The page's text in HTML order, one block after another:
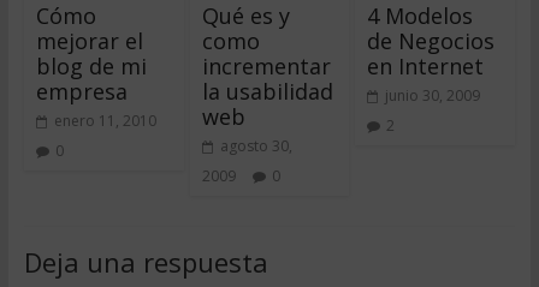
Cómo
mejorar el
blog de mi
empresa
enero 11, 2010
0
Qué es y
como
incrementar
la usabilidad
web
agosto 30,
2009
0
4 Modelos
de Negocios
en Internet
junio 30, 2009
2
Deja una respuesta